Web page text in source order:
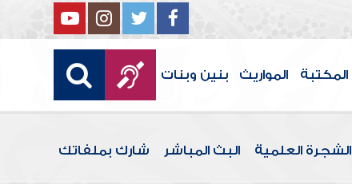
المكتبة المواريث بنين وبنات
الشجرة العلمية البث المباشر شارك بملفاتك